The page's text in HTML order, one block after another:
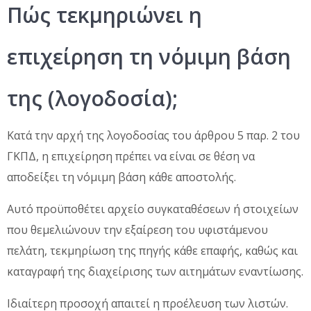
Πώς τεκμηριώνει η
επιχείρηση τη νόμιμη βάση
της (λογοδοσία);
Κατά την αρχή της λογοδοσίας του άρθρου 5 παρ. 2 του
ΓΚΠΔ, η επιχείρηση πρέπει να είναι σε θέση να
αποδείξει τη νόμιμη βάση κάθε αποστολής.
Αυτό προϋποθέτει αρχείο συγκαταθέσεων ή στοιχείων
που θεμελιώνουν την εξαίρεση του υφιστάμενου
πελάτη, τεκμηρίωση της πηγής κάθε επαφής, καθώς και
καταγραφή της διαχείρισης των αιτημάτων εναντίωσης.
Ιδιαίτερη προσοχή απαιτεί η προέλευση των λιστών.